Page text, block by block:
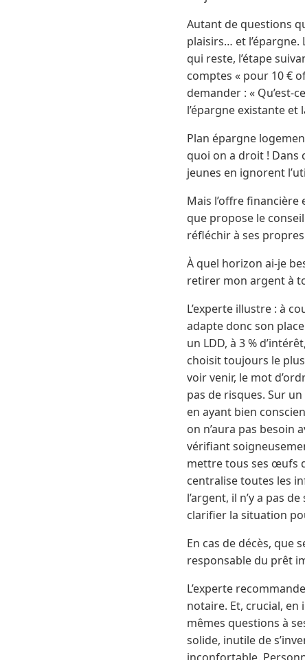
Autant de questions
plaisirs… et
qui reste, l’étape
comptes « pour 10 €
demander : « Qu’est-
l’épargne existante
Plan épargne
quoi on a droit ! Dans
jeunes en ignorent
Mais l’offre
que propose le
réfléchir à ses
À quel horizon ai-je
retirer mon argent à
L’experte illustre : à
adapte donc son
un LDD, à 3 %
choisit toujours le
voir venir, le mot
pas de risques. Sur
en ayant bien
on n’aura pas besoin
vérifiant
mettre tous ses œufs
centralise toutes les
l’argent, il n’y a pas
clarifier la situation
En cas de décès, que
responsable du prêt
L’experte
notaire. Et, crucial, en
mêmes questions à
solide, inutile de